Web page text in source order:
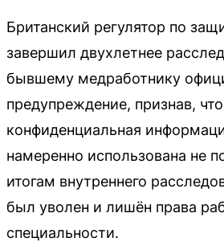
Британский регулятор по
завершил двухлетнее
бывшему медработнику
предупреждение, признав, что
конфиденциальная
намеренно использована не
итогам внутреннего
был уволен и лишён права
специальности.